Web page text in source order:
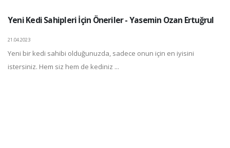
Yeni Kedi Sahipleri İçin Öneriler - Yasemin Ozan Ertuğrul
21.04.2023
Yeni bir kedi sahibi olduğunuzda, sadece onun için en iyisini
istersiniz. Hem siz hem de kediniz ...